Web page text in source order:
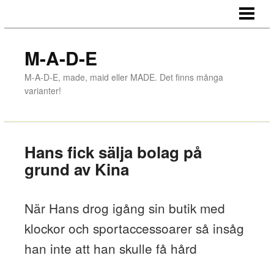
MADE IN GNOSJÖ
MADE IN SWEDEN
MADE-BLOGGEN
M-A-D-E
M-A-D-E, made, maid eller MADE. Det finns många
varianter!
Hans fick sälja bolag på
grund av Kina
När Hans drog igång sin butik med
klockor och sportaccessoarer så insåg
han inte att han skulle få hård